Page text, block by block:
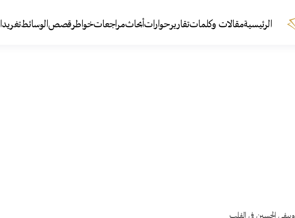
الرئيسيةمقالات وكلماتتقاريرحواراتأبحاثمراجعاتخواطرقصصالوسائط